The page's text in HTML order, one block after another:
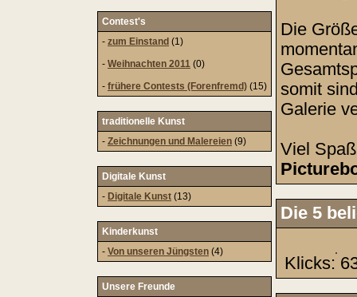
Contest's
- zum Einstand (1)
- Weihnachten 2011 (0)
- frühere Contests (Forenfremd) (15)
traditionelle Kunst
- Zeichnungen und Malereien (9)
Digitale Kunst
- Digitale Kunst (13)
Kinderkunst
- Von unseren Jüngsten (4)
Unsere Freunde
Die
somit
Galerie
Viel
Die 5
Klicks: